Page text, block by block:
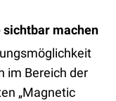
machen
im Bereich der
„Magnetic